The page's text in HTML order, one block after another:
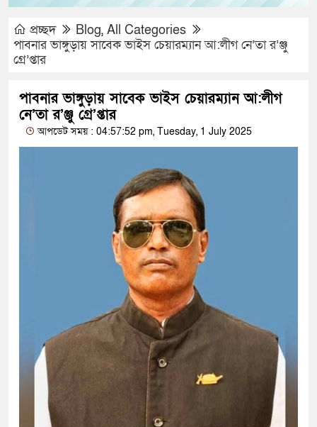
প্রচ্ছদ Blog, All Categories
পাবনার ভাঙ্গুড়ায় সাবেক ভাইস চেয়ারম্যান আ:লীগ নে’তা র’ঞ্জু
গ্রে’প্তার
পাবনার ভাঙ্গুড়ায় সাবেক ভাইস চেয়ারম্যান আ:লীগ
নে’তা র’ঞ্জু গ্রে’প্তার
আপডেট সময় : 04:57:52 pm, Tuesday, 1 July 2025